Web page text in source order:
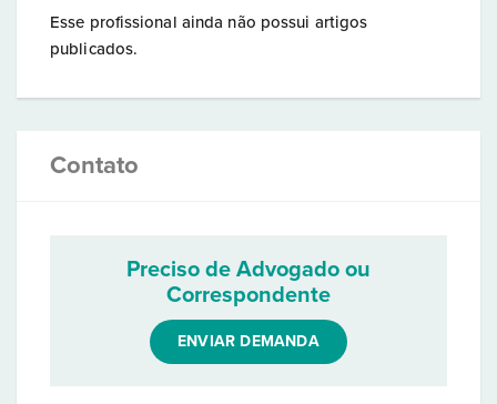
Esse profissional ainda não possui artigos
publicados.
Contato
Preciso de Advogado ou
Correspondente
ENVIAR DEMANDA